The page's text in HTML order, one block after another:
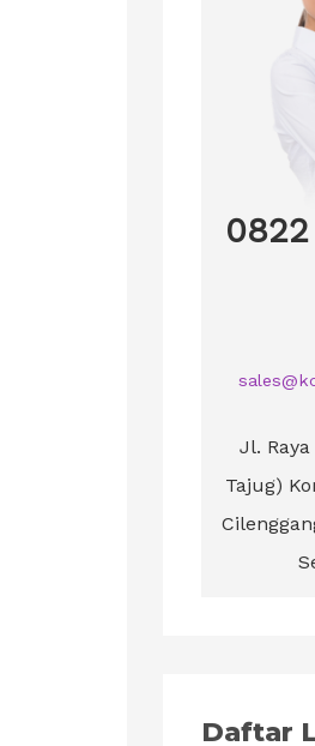
Jl.
Tajug)
Daftar